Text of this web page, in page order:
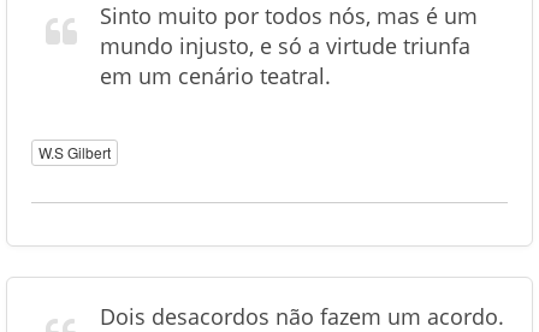
Sinto muito por todos nós, mas é um
mundo injusto, e só a virtude triunfa
em um cenário teatral.
W.S Gilbert
Dois desacordos não fazem um acordo.